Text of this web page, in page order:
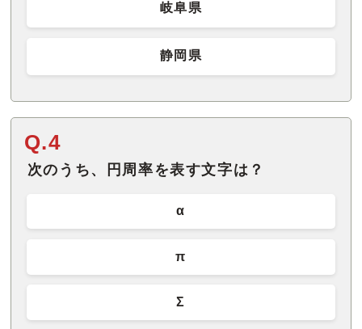
岐阜県
静岡県
Q.4
次のうち、円周率を表す文字は？
α
π
Σ